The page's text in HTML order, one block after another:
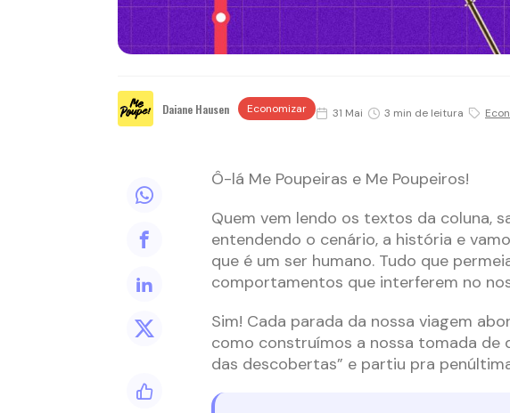
Daiane Hausen Economizar 31 Mai 3 min de leitura
Ô-lá Me Poupeiras e Me Poupeiros!
Quem vem lendo os textos da coluna,
entendendo o cenário, a história e
que é um ser humano. Tudo que
comportamentos que interferem no
Sim! Cada parada da nossa viagem
como construímos a nossa tomada de
das descobertas” e partiu pra